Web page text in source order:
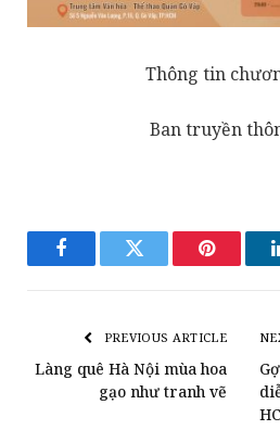
Thông tin
Ban truyền
FacebookTwitter Pinterest
PREVIOUS ARTICLE
Làng quê Hà Nội mùa hoa
gạo như tranh vẽ